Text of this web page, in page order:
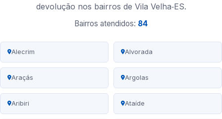
devolução nos bairros de Vila Velha‑ES.
Bairros atendidos: 84
Alecrim Alvorada
Araçás Argolas
Aribiri Ataíde